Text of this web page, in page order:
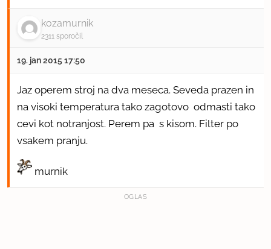
kozamurnik
2311 sporočil
19. jan 2015 17:50
Jaz operem stroj na dva meseca. Seveda prazen in
na visoki temperatura tako zagotovo odmasti tako
cevi kot notranjost. Perem pa s kisom. Filter po
vsakem pranju.
murnik
OGLAS